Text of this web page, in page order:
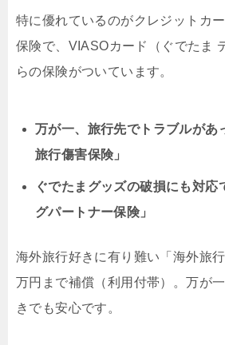
特に優れているのがクレジットカ
保険で、VIASOカード（ぐでたま
らの保険がついています。
万が一、旅行先でトラブルがあ
旅行傷害保険」
ぐでたまグッズの破損にも対応
グパートナー保険」
海外旅行好きに有り難い「海外旅
万円まで補償（利用付帯）。万が
きでも安心です。